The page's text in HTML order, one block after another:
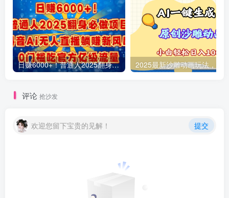
日赚6000+！普通人2025翻身必做项目，抖音Ai无人直播躺赚新风口，0门槛吃官方亿级流量
评论 抢沙发
欢迎您留下宝贵的见解！ 提交